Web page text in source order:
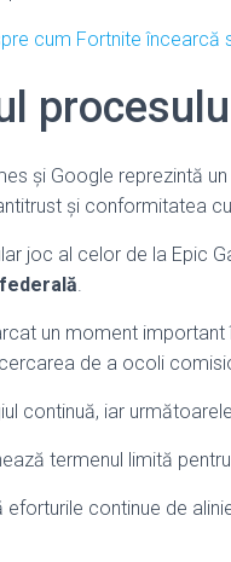
cum Fortnite încearcă
și Google reprezintă
și conformitatea
joc al celor de la Epic
.
un moment
de a ocoli
continuă, iar
termenul limită
continue de